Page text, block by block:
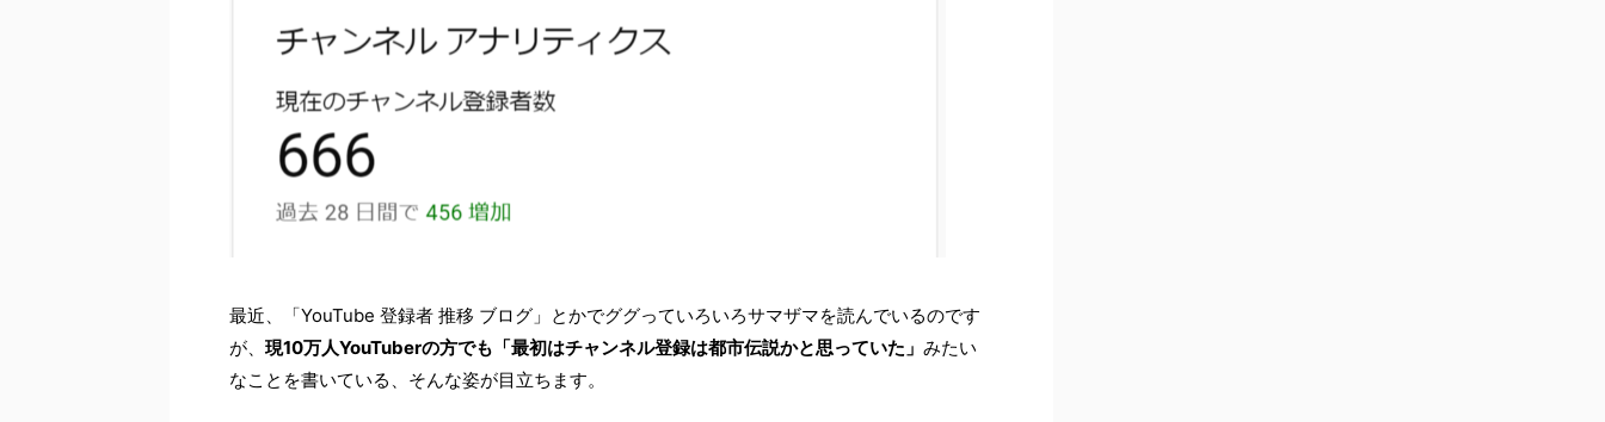
最近、「YouTube 登録者 推移 ブログ」とかでググっていろいろサマザマを読んでいるのです
が、 現10万人YouTuberの方でも「最初はチャンネル登録は都市伝説かと思っていた」 みたい
なことを書いている、そんな姿が目立ちます。